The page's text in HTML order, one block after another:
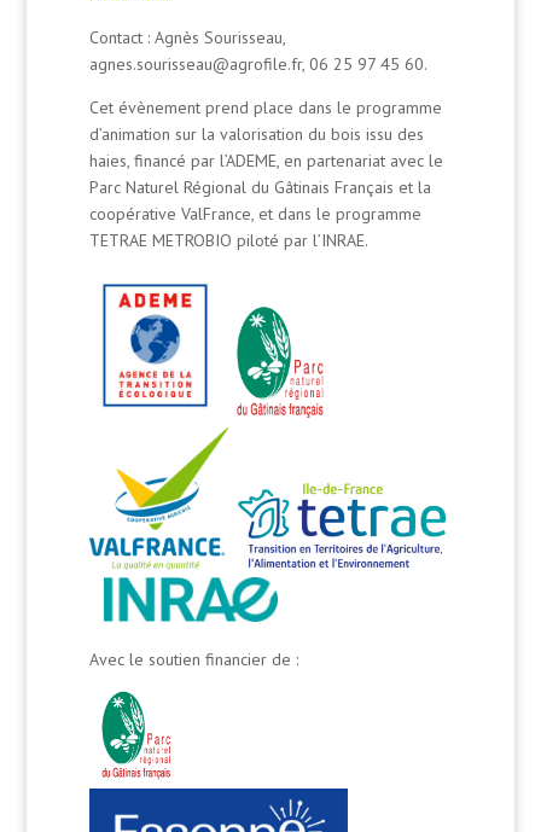
Contact : Agnès Sourisseau,
agnes.sourisseau@agrofile.fr, 06 25 97 45 60.
Cet évènement prend place dans le programme
d’animation sur la valorisation du bois issu des
haies, financé par l’ADEME, en partenariat avec le
Parc Naturel Régional du Gâtinais Français et la
coopérative ValFrance, et dans le programme
TETRAE METROBIO piloté par l’INRAE.
Avec le soutien financier de :